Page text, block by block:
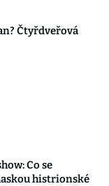
Čtyřdveřová
Co se
histrionské